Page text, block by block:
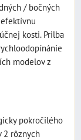
/ bočných
kosti. Prilba
modelov z
pokročilého
2 rôznych